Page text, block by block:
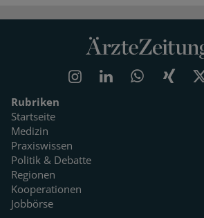
Rubriken
Startseite
Medizin
Praxiswissen
Politik & Debatte
Regionen
Kooperationen
Jobbörse